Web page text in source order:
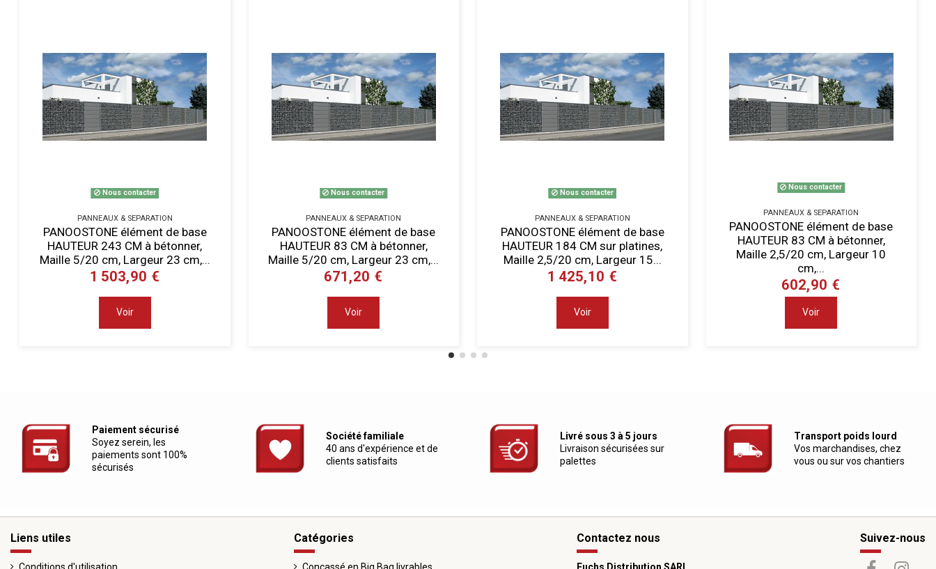
Nous contacter
PANNEAUX & SEPARATION
PANOOSTONE élément de base
HAUTEUR 243 CM à bétonner,
Maille 5/20 cm, Largeur 23 cm,...
1 503,90 €
Voir
Nous contacter
PANNEAUX & SEPARATION
PANOOSTONE élément de base
HAUTEUR 83 CM à bétonner,
Maille 5/20 cm, Largeur 23 cm,...
671,20 €
Voir
Nous contacter
PANNEAUX & SEPARATION
PANOOSTONE élément de base
HAUTEUR 184 CM sur platines,
Maille 2,5/20 cm, Largeur 15...
1 425,10 €
Voir
Nous contacter
PANNEAUX & SEPARATION
PANOOSTONE élément de base
HAUTEUR 83 CM à bétonner,
Maille 2,5/20 cm, Largeur 10
cm,...
602,90 €
Voir
Paiement sécurisé
Soyez serein, les
paiements sont 100%
sécurisés
Société familiale
40 ans d'expérience et de
clients satisfaits
Livré sous 3 à 5 jours
Livraison sécurisées sur
palettes
Transport poids lourd
Vos marchandises, chez
vous ou sur vos chantiers
Liens utiles
Conditions d'utilisation
Catégories
Concassé en Big Bag livrables
Contactez nous
Fuchs Distribution SARL
Suivez-nous